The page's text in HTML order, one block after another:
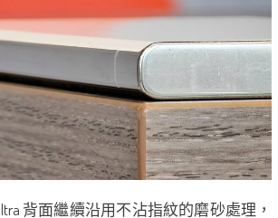
背面繼續沿用不沾指紋的磨砂處理，